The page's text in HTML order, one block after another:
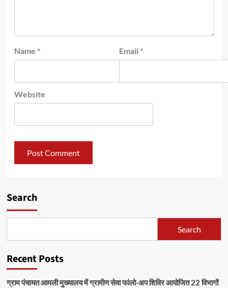
Name * Email *
Website
Search
Search
Recent Posts
ग्राम पंचायत आमली मुख्यालय में ग्रामीण सेवा फांलो-अप शिविर आयोजित 22 विभागों